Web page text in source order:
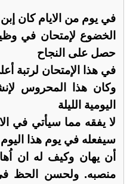
في يوم من الايام كان
الخضوع لإمتحان في
حصل على النجاح
في هذا الإمتحان لرتبة
وكان هذا المحروس
اليومية الليلة
لا يفقه مما سيأتي في
سيفعله في يوم هذا اليوم
أن يهان وكيف له ان
منصبه. ولحسن الحظ